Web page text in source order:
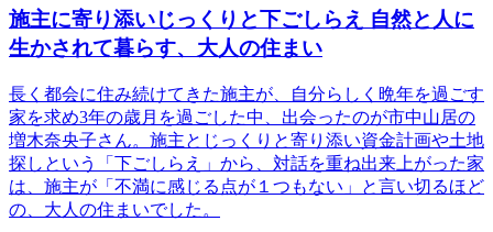
施主に寄り添いじっくりと下ごしらえ 自然と人に
生かされて暮らす、大人の住まい
長く都会に住み続けてきた施主が、自分らしく晩年を過ごす
家を求め3年の歳月を過ごした中、出会ったのが市中山居の
増木奈央子さん。施主とじっくりと寄り添い資金計画や土地
探しという「下ごしらえ」から、対話を重ね出来上がった家
は、施主が「不満に感じる点が１つもない」と言い切るほど
の、大人の住まいでした。